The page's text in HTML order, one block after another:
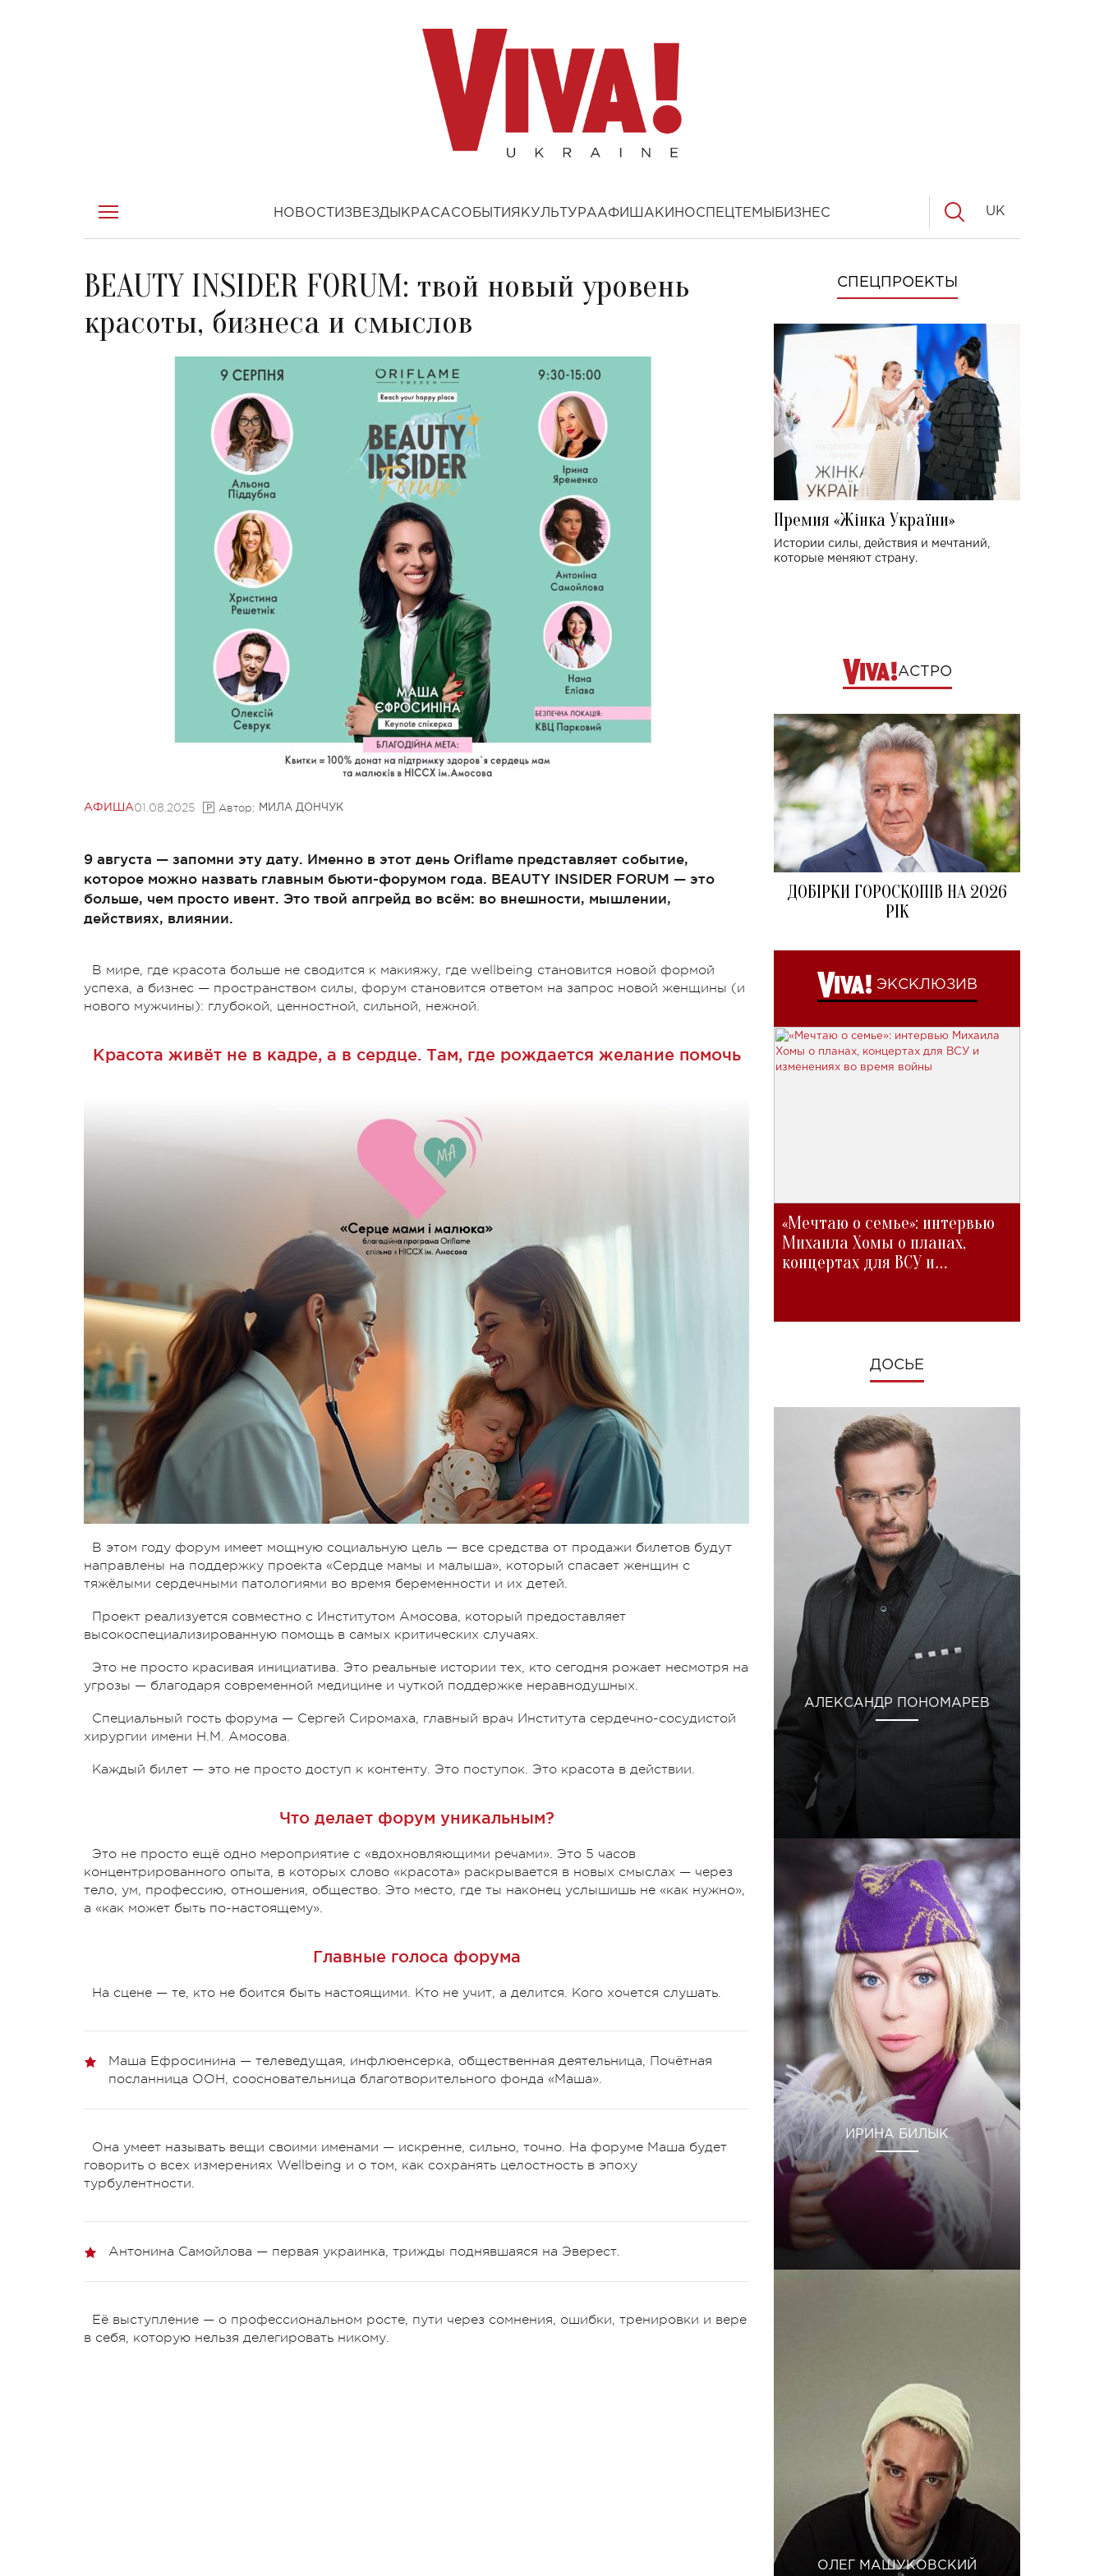
НОВОСТИ ЗВЕЗДЫ КРАСАСОБЫТИЯ КУЛЬТУРААФИША КИНОСПЕЦТЕМЫ БИЗНЕС UK
BEAUTY INSIDER FORUM: твой новый уровень
красоты, бизнеса и смыслов
АФИША01.08.2025 Автор: МИЛА ДОНЧУК
9 августа — запомни эту дату. Именно в этот день Oriflame представляет событие,
которое можно назвать главным бьюти-форумом года. BEAUTY INSIDER FORUM — это
больше, чем просто ивент. Это твой апгрейд во всём: во внешности, мышлении,
действиях, влиянии.
В мире, где красота больше не сводится к макияжу, где wellbeing становится новой формой
успеха, а бизнес — пространством силы, форум становится ответом на запрос новой женщины (и
нового мужчины): глубокой, ценностной, сильной, нежной.
Красота живёт не в кадре, а в сердце. Там, где рождается желание помочь
В этом году форум имеет мощную социальную цель — все средства от продажи билетов будут
направлены на поддержку проекта «Сердце мамы и малыша», который спасает женщин с
тяжёлыми сердечными патологиями во время беременности и их детей.
Проект реализуется совместно с Институтом Амосова, который предоставляет
высокоспециализированную помощь в самых критических случаях.
Это не просто красивая инициатива. Это реальные истории тех, кто сегодня рожает несмотря на
угрозы — благодаря современной медицине и чуткой поддержке неравнодушных.
Специальный гость форума — Сергей Сиромаха, главный врач Института сердечно-сосудистой
хирургии имени Н.М. Амосова.
Каждый билет — это не просто доступ к контенту. Это поступок. Это красота в действии.
Что делает форум уникальным?
Это не просто ещё одно мероприятие с «вдохновляющими речами». Это 5 часов
концентрированного опыта, в которых слово «красота» раскрывается в новых смыслах — через
тело, ум, профессию, отношения, общество. Это место, где ты наконец услышишь не «как нужно»,
а «как может быть по-настоящему».
Главные голоса форума
На сцене — те, кто не боится быть настоящими. Кто не учит, а делится. Кого хочется слушать.
Маша Ефросинина — телеведущая, инфлюенсерка, общественная деятельница, Почётная
посланница ООН, соосновательница благотворительного фонда «Маша».
Она умеет называть вещи своими именами — искренне, сильно, точно. На форуме Маша будет
говорить о всех измерениях Wellbeing и о том, как сохранять целостность в эпоху
турбулентности.
Антонина Самойлова — первая украинка, трижды поднявшаяся на Эверест.
Её выступление — о профессиональном росте, пути через сомнения, ошибки, тренировки и вере
в себя, которую нельзя делегировать никому.
СПЕЦПРОЕКТЫ
Премия «Жінка України»
Истории силы, действия и мечтаний,
которые меняют страну.
АСТРО
ДОБІРКИ ГОРОСКОПІВ НА 2026
РІК
ЭКСКЛЮЗИВ
«Мечтаю о семье»: интервью
Михаила Хомы о планах,
концертах для ВСУ и
ДОСЬЕ
АЛЕКСАНДР ПОНОМАРЕВ
ИРИНА БИЛЫК
ОЛЕГ МАШУКОВСКИЙ